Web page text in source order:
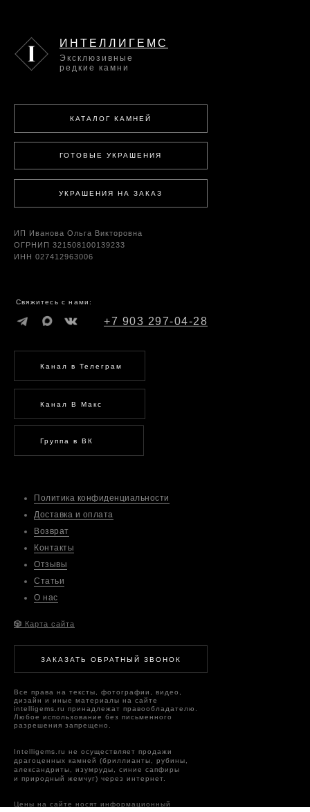
ЗАКАЗАТЬ ОБРАТНЫЙ ЗВОНОК
Intelligems.ru не осуществляет продажи
драгоценных камней (бриллианты, рубины,
александриты, изумруды, синие сапфиры
и природный жемчуг) через интернет.
Цены на сайте носят информационный
Все права на тексты, фотографии, видео,
дизайн и иные материалы на сайте
intelligems.ru принадлежат правообладателю.
Любое использование без письменного
разрешения запрещено.
КАТАЛОГ КАМНЕЙ
УКРАШЕНИЯ НА ЗАКАЗ
ГОТОВЫЕ УКРАШЕНИЯ
Эксклюзивные
редкие камни
ИНТЕЛЛИГЕМС
Политика конфиденциальности
Доставка и оплата
Возврат
Контакты
Отзывы
Статьи
О нас
+7 903 297-04-28
Канал В Макс
Группа в ВК
Канал в Телеграм
Свяжитесь с нами:
🎲 Карта сайта
ИП Иванова Ольга Викторовна
ОГРНИП 321508100139233
ИНН 027412963006